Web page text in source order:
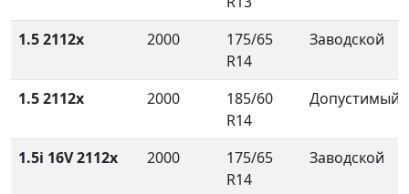
1.5 2112x
2000
175/65
R14
Заводской
1.5 2112x 2000
185/60
R14
Допустимый
1.5i 16V 2112x 2000
175/65
R14
Заводской